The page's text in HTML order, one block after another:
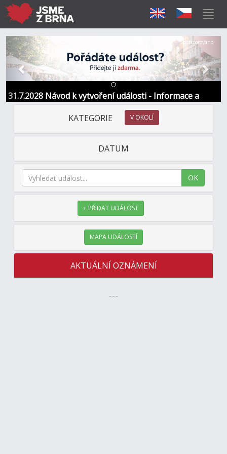
31.7.2028 Návod k vytvoření události - Informace a
kontakt
Předchozí Další
Sponzorováno
KATEGORIE V OKOLÍ
DATUM
OK
+ PŘIDAT UDÁLOST
MAPA UDÁLOSTÍ
AKTUÁLNÍ OZNÁMENÍ
---